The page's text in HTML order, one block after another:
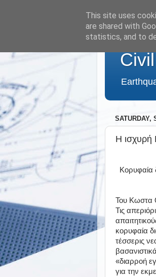
SATURDAY,
Η ισχυρή
Κορυφαία
Του Κωστα
Τις
κορυφαία
τέσσερις
«διαρροή
για την
This site uses
are shared with
statistics, and to